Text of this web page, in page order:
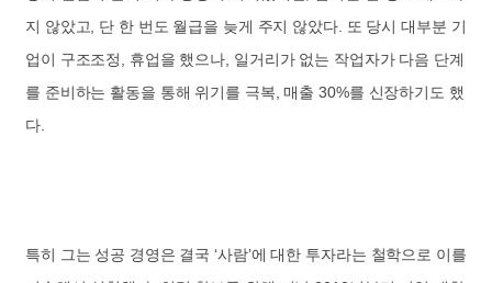
지 않았고, 단 한 번도 월급을 늦게 주지 않았다. 또 당시 대부분 기
업이 구조조정, 휴업을 했으나, 일거리가 없는 작업자가 다음 단계
를 준비하는 활동을 통해 위기를 극복, 매출 30%를 신장하기도 했
다.
특히 그는 성공 경영은 결국 ‘사람’에 대한 투자라는 철학으로 이를